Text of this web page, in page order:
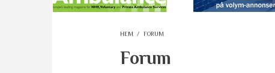
HEM / FORUM
Forum